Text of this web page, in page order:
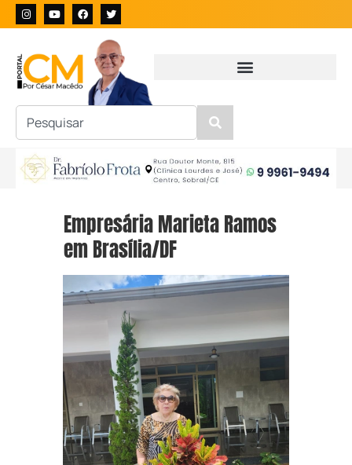
Empresária Marieta Ramos
em Brasília/DF